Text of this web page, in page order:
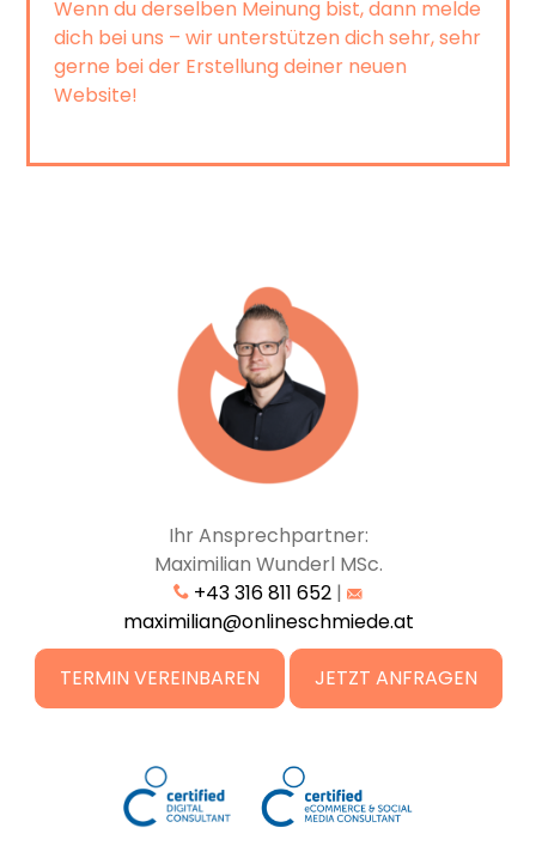
Wenn du derselben Meinung bist, dann melde
dich bei uns – wir unterstützen dich sehr, sehr
gerne bei der Erstellung deiner neuen
Website!
Ihr Ansprechpartner:
Maximilian Wunderl MSc.
+43 316 811 652 |
maximilian@onlineschmiede.at
TERMIN VEREINBAREN JETZT ANFRAGEN